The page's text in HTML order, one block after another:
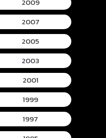
2007
2005
2003
2001
1999
1997